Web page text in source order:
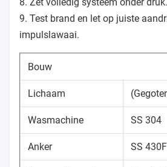
9. Test brand en let op juiste
impulslawaai.
Bouw
Lichaam
Wasmachine SS 304
Anker SS